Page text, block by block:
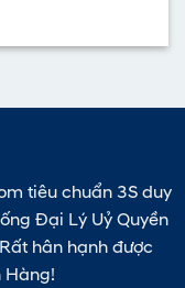
tiêu chuẩn 3S duy
Đại Lý Uỷ Quyền
hân hạnh được
Hàng!